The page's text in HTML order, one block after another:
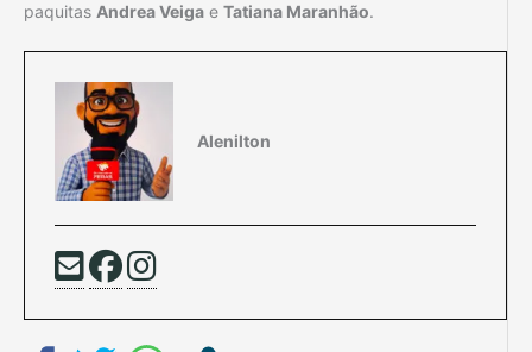
paquitas Andrea Veiga e Tatiana Maranhão.
Alenilton